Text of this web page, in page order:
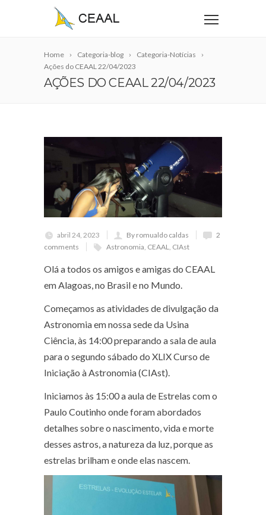
Home Categoria-blog
Categoria-Notícias
Ações do CEAAL 22/04/2023
AÇÕES DO CEAAL 22/04/2023
abril 24, 2023 By romualdo caldas
2
comments
Astronomia, CEAAL, CIAst
Olá a todos os amigos e amigas do CEAAL
em Alagoas, no Brasil e no Mundo.
Começamos as atividades de divulgação da
Astronomia em nossa sede da Usina
Ciência, às 14:00 preparando a sala de aula
para o segundo sábado do XLIX Curso de
Iniciação à Astronomia (CIAst).
Iniciamos às 15:00 a aula de Estrelas com o
Paulo Coutinho onde foram abordados
detalhes sobre o nascimento, vida e morte
desses astros, a natureza da luz, porque as
estrelas brilham e onde elas nascem.